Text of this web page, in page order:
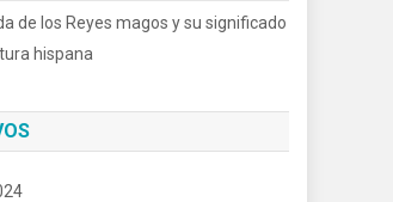
de los Reyes magos y su significado
hispana